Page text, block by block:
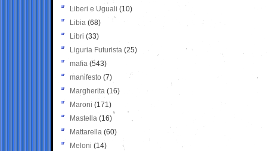
Liberi e Uguali (10)
Libia (68)
Libri (33)
Liguria Futurista (25)
mafia (543)
manifesto (7)
Margherita (16)
Maroni (171)
Mastella (16)
Mattarella (60)
Meloni (14)